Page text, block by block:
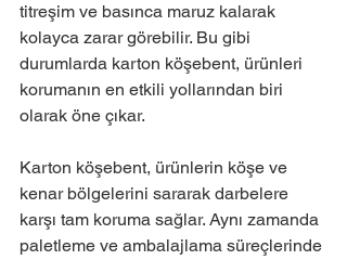
titreşim ve basınca maruz kalarak
kolayca zarar görebilir. Bu gibi
durumlarda karton köşebent, ürünleri
korumanın en etkili yollarından biri
olarak öne çıkar.
Karton köşebent, ürünlerin köşe ve
kenar bölgelerini sararak darbelere
karşı tam koruma sağlar. Aynı zamanda
paletleme ve ambalajlama süreçlerinde